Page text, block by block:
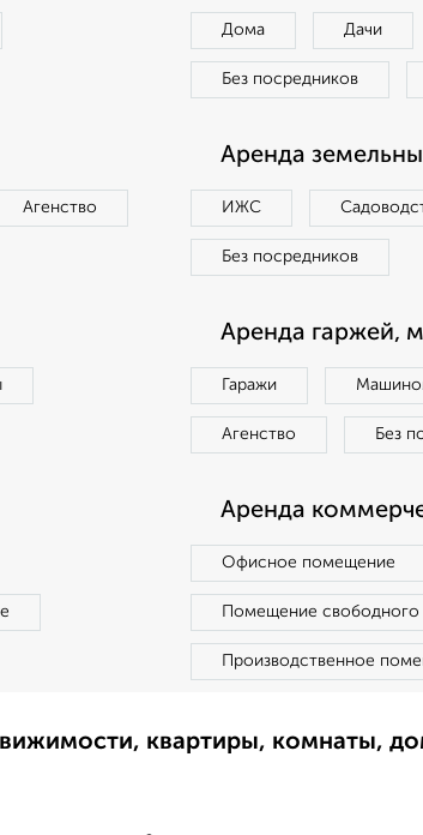
Дома Дачи
Без посредников
Агенство
Аренда
ИЖС
Без посредников
Аренда гаржей,
Гаражи
Агенство Без
Аренда
Офисное помещение
Помещение свободного
Производственное
квартиры, комнаты,